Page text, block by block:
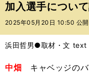
テ
ー
バ
加入選手につい
2025年05月20日 10:50 公開
浜田哲男●取材・文
中畑 キャベッジの